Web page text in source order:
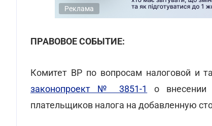
Реклама
ПРАВОВОЕ СОБЫТИЕ:
Комитет ВР по вопросам налоговой и
законопроект № 3851-1
о внесении
плательщиков налога на добавленную